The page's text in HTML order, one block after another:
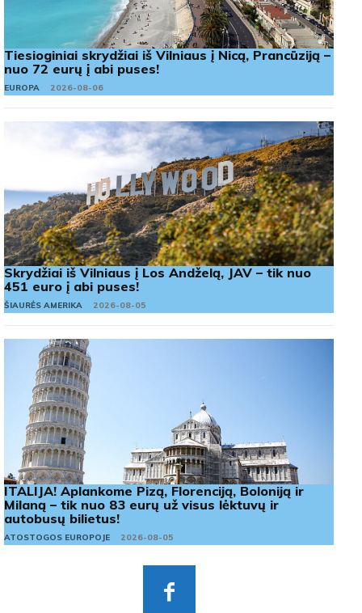
Tiesioginiai skrydžiai iš Vilniaus į Nicą, Prancūziją –
nuo 72 eurų į abi puses!
EUROPA 2026-08-06
Skrydžiai iš Vilniaus į Los Andželą, JAV – tik nuo
451 euro į abi puses!
ŠIAURĖS AMERIKA 2026-08-05
ITALIJA! Aplankome Pizą, Florenciją, Boloniją ir
Milaną – tik nuo 83 eurų už visus lėktuvų ir
autobusų bilietus!
ATOSTOGOS EUROPOJE 2026-08-05